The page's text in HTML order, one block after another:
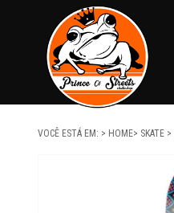
VOCÊ ESTÁ EM: HOME SKATE